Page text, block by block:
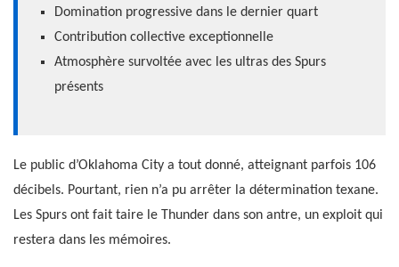
Domination progressive dans le dernier quart
Contribution collective exceptionnelle
Atmosphère survoltée avec les ultras des Spurs
présents
Le public d’Oklahoma City a tout donné, atteignant parfois 106
décibels. Pourtant, rien n’a pu arrêter la détermination texane.
Les Spurs ont fait taire le Thunder dans son antre, un exploit qui
restera dans les mémoires.